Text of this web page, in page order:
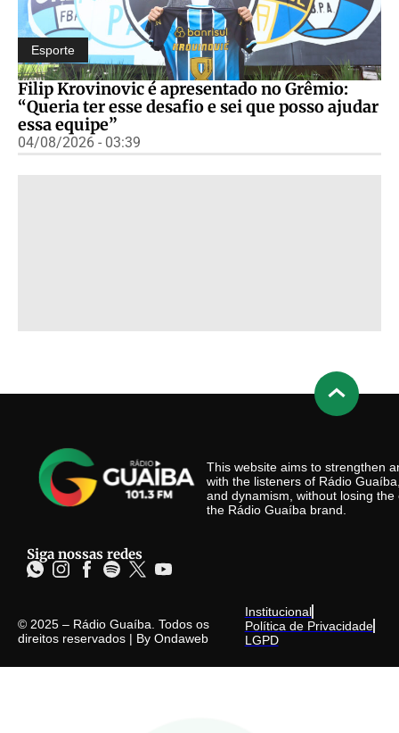
Esporte
Filip Krovinovic é apresentado no Grêmio:
“Queria ter esse desafio e sei que posso ajudar
essa equipe”
04/08/2026 - 03:39
This website aims to strengthen
with the listeners of Rádio
and dynamism, without losing
the Rádio Guaíba brand.
Siga nossas redes
© 2025 – Rádio Guaíba. Todos os
direitos reservados | By Ondaweb
Institucional
Política de Privacidade
LGPD